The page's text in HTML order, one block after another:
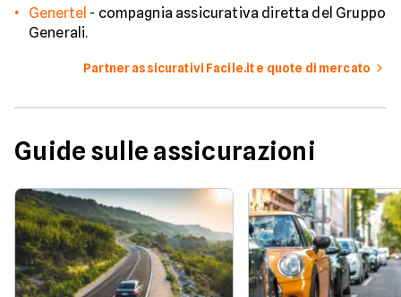
Genertel - compagnia assicurativa diretta del Gruppo
Generali.
Partner assicurativi Facile.it e quote di mercato
Guide sulle assicurazioni